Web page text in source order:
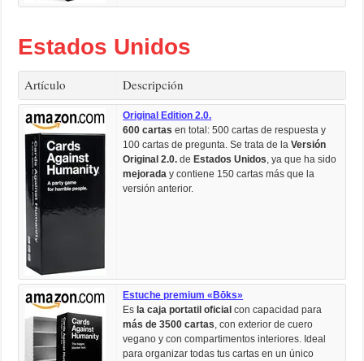
Estados Unidos
Artículo Descripción
Original Edition 2.0.
600 cartas en total: 500 cartas de respuesta y
100 cartas de pregunta. Se trata de laVersión
Original 2.0. de Estados Unidos, ya que ha sido
mejorada y contiene 150 cartas más que la
versión anterior.
Estuche premium «Bōks»
Es la caja portatil oficial con capacidad para
más de 3500 cartas, con exterior de cuero
vegano y con compartimentos interiores. Ideal
para organizar todas tus cartas en un único